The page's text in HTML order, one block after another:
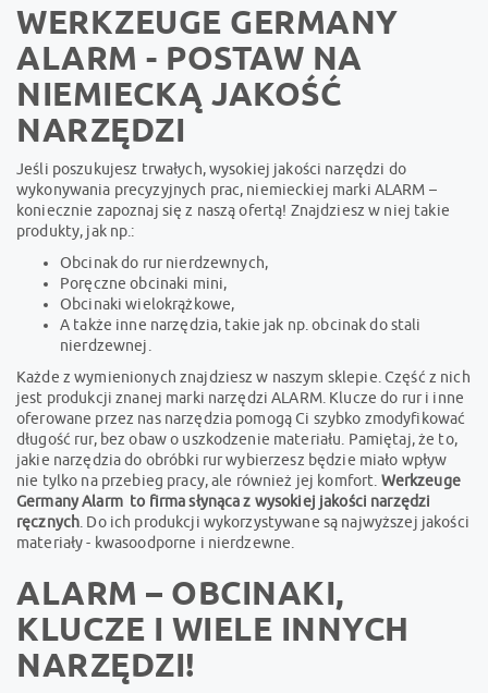
WERKZEUGE GERMANY
ALARM - POSTAW NA
NIEMIECKĄ JAKOŚĆ
NARZĘDZI
Jeśli poszukujesz trwałych, wysokiej jakości narzędzi do
wykonywania precyzyjnych prac, niemieckiej marki ALARM –
koniecznie zapoznaj się z naszą ofertą! Znajdziesz w niej takie
produkty, jak np.:
Obcinak do rur nierdzewnych,
Poręczne obcinaki mini,
Obcinaki wielokrążkowe,
A także inne narzędzia, takie jak np. obcinak do stali
nierdzewnej.
Każde z wymienionych znajdziesz w naszym sklepie. Część z nich
jest produkcji znanej marki narzędzi ALARM. Klucze do rur i inne
oferowane przez nas narzędzia pomogą Ci szybko zmodyfikować
długość rur, bez obaw o uszkodzenie materiału. Pamiętaj, że to,
jakie narzędzia do obróbki rur wybierzesz będzie miało wpływ
nie tylko na przebieg pracy, ale również jej komfort. Werkzeuge
Germany Alarm to firma słynąca z wysokiej jakości narzędzi
ręcznych. Do ich produkcji wykorzystywane są najwyższej jakości
materiały - kwasoodporne i nierdzewne.
ALARM – OBCINAKI,
KLUCZE I WIELE INNYCH
NARZĘDZI!